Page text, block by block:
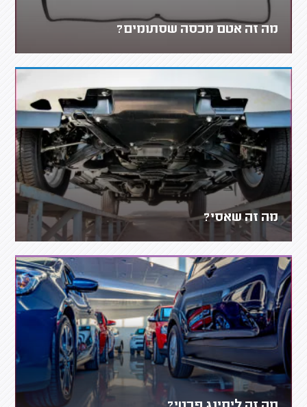
מה זה אטם מכסה שסתומים?
מה זה שאסי?